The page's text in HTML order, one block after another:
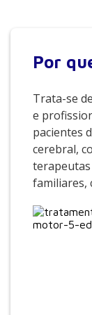
Por
Trata-se
e
pacientes
cerebral,
terapeutas
familiares,